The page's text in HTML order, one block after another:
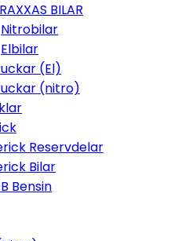
BILAR
Nitrobilar
Elbilar
(El)
(nitro)
Reservdelar
Bilar
Bensin